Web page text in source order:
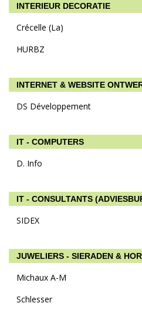
INTERIEUR DECORATIE
Crécelle (La)
HURBZ
INTERNET & WEBSITE
DS Développement
IT - COMPUTERS
D. Info
IT - CONSULTANTS
SIDEX
JUWELIERS - SIERADEN &
Michaux A-M
Schlesser